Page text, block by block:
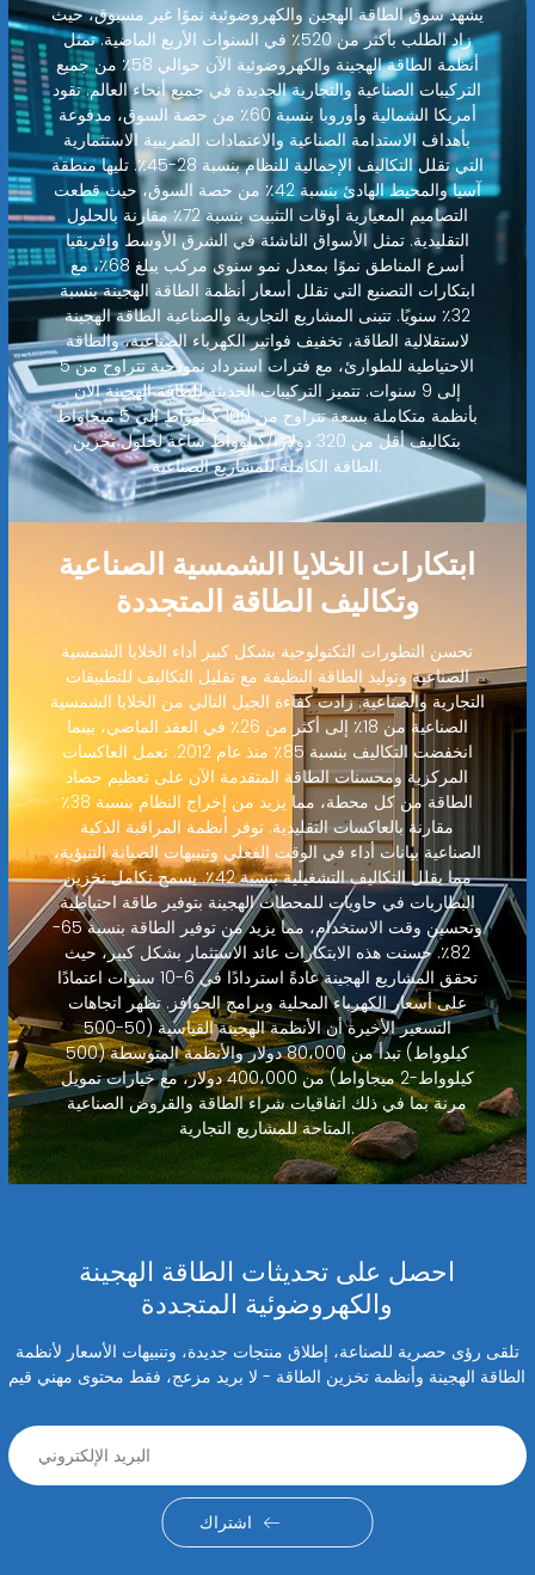
يشهد سوق الطاقة الهجين والكهروضوئية نموًا غير مسبوق، حيث
زاد الطلب بأكثر من 520٪ في السنوات الأربع الماضية. تمثل
أنظمة الطاقة الهجينة والكهروضوئية الآن حوالي 58٪ من جميع
التركيبات الصناعية والتجارية الجديدة في جميع أنحاء العالم. تقود
أمريكا الشمالية وأوروبا بنسبة 60٪ من حصة السوق، مدفوعة
بأهداف الاستدامة الصناعية والاعتمادات الضريبية الاستثمارية
التي تقلل التكاليف الإجمالية للنظام بنسبة 28-45٪. تليها منطقة
آسيا والمحيط الهادئ بنسبة 42٪ من حصة السوق، حيث قطعت
التصاميم المعيارية أوقات التثبيت بنسبة 72٪ مقارنة بالحلول
التقليدية. تمثل الأسواق الناشئة في الشرق الأوسط وإفريقيا
أسرع المناطق نموًا بمعدل نمو سنوي مركب يبلغ 68٪، مع
ابتكارات التصنيع التي تقلل أسعار أنظمة الطاقة الهجينة بنسبة
32٪ سنويًا. تتبنى المشاريع التجارية والصناعية الطاقة الهجينة
لاستقلالية الطاقة، تخفيف فواتير الكهرباء الصناعية، والطاقة
الاحتياطية للطوارئ، مع فترات استرداد نموذجية تتراوح من 5
إلى 9 سنوات. تتميز التركيبات الحديثة للطاقة الهجينة الآن
بأنظمة متكاملة بسعة تتراوح من 100 كيلوواط إلى 5 ميجاواط
بتكاليف أقل من 320 دولارًا/كيلوواط ساعة لحلول تخزين
الطاقة الكاملة للمشاريع الصناعية.
ابتكارات الخلايا الشمسية الصناعية
وتكاليف الطاقة المتجددة
تحسن التطورات التكنولوجية بشكل كبير أداء الخلايا الشمسية
الصناعية وتوليد الطاقة النظيفة مع تقليل التكاليف للتطبيقات
التجارية والصناعية. زادت كفاءة الجيل التالي من الخلايا الشمسية
الصناعية من 18٪ إلى أكثر من 26٪ في العقد الماضي، بينما
انخفضت التكاليف بنسبة 85٪ منذ عام 2012. تعمل العاكسات
المركزية ومحسنات الطاقة المتقدمة الآن على تعظيم حصاد
الطاقة من كل محطة، مما يزيد من إخراج النظام بنسبة 38٪
مقارنة بالعاكسات التقليدية. توفر أنظمة المراقبة الذكية
الصناعية بيانات أداء في الوقت الفعلي وتنبيهات الصيانة التنبؤية،
مما يقلل التكاليف التشغيلية بنسبة 42٪. يسمح تكامل تخزين
البطاريات في حاويات للمحطات الهجينة بتوفير طاقة احتياطية
وتحسين وقت الاستخدام، مما يزيد من توفير الطاقة بنسبة 65-
82٪. حسنت هذه الابتكارات عائد الاستثمار بشكل كبير، حيث
تحقق المشاريع الهجينة عادةً استردادًا في 6-10 سنوات اعتمادًا
على أسعار الكهرباء المحلية وبرامج الحوافز. تظهر اتجاهات
التسعير الأخيرة أن الأنظمة الهجينة القياسية (50-500
كيلوواط) تبدأ من 80،000 دولار والأنظمة المتوسطة (500
كيلوواط-2 ميجاواط) من 400،000 دولار، مع خيارات تمويل
مرنة بما في ذلك اتفاقيات شراء الطاقة والقروض الصناعية
المتاحة للمشاريع التجارية.
احصل على تحديثات الطاقة الهجينة
والكهروضوئية المتجددة
تلقى رؤى حصرية للصناعة، إطلاق منتجات جديدة، وتنبيهات الأسعار لأنظمة
الطاقة الهجينة وأنظمة تخزين الطاقة - لا بريد مزعج، فقط محتوى مهني قيم
اشتراك